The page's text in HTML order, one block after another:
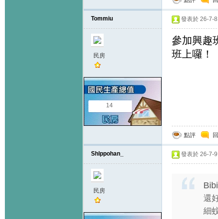
Tommiu
民房
14
發表於 26-7-
參加興趣
班上囉！
點評
Shlppohan_
民房
發表於 26-7-
還
細